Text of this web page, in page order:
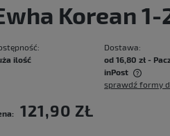
Korean
ilość
Dostawa:
od 16,80 zł -
inPost
sprawdź formy
121,90 ZŁ